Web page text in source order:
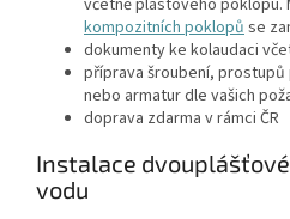
kompozitních poklopů se
dokumenty ke kolaudaci
příprava šroubení,
nebo armatur dle vašich
doprava zdarma v rámci ČR
Instalace
vodu